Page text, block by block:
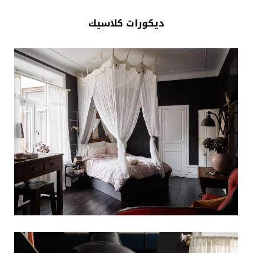
ديكورات كلاسيك